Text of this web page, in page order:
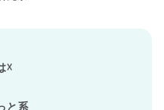
☓
と系